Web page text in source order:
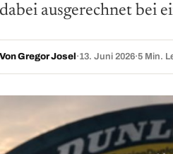
dabei ausgerechnet bei
Von Gregor Josel ·13. Juni 2026·5 Min.